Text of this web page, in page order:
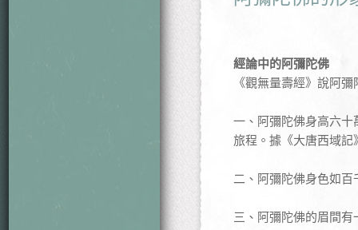
經論中的阿彌陀佛
《觀無量壽經》說阿
一、阿彌陀佛身高六
旅程。據《大唐西域
二、阿彌陀佛身色如
三、阿彌陀佛的眉間